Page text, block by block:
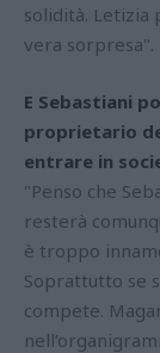
solidità. Letizia
vera sorpresa".
E Sebastiani
proprietario
entrare in
"Penso che
resterà
è troppo
Soprattutto se
compete.